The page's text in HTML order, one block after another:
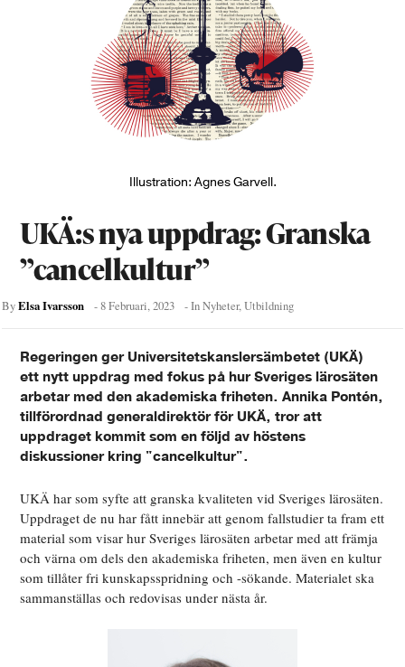
Illustration: Agnes Garvell.
UKÄ:s nya uppdrag: Granska
”cancelkultur”
ByElsa Ivarsson -8 Februari, 2023 - InNyheter,Utbildning
Regeringen ger Universitetskanslersämbetet (UKÄ)
ett nytt uppdrag med fokus på hur Sveriges lärosäten
arbetar med den akademiska friheten. Annika Pontén,
tillförordnad generaldirektör för UKÄ, tror att
uppdraget kommit som en följd av höstens
diskussioner kring "cancelkultur".
UKÄ har som syfte att granska kvaliteten vid Sveriges lärosäten.
Uppdraget de nu har fått innebär att genom fallstudier ta fram ett
material som visar hur Sveriges lärosäten arbetar med att främja
och värna om dels den akademiska friheten, men även en kultur
som tillåter fri kunskapsspridning och -sökande. Materialet ska
sammanställas och redovisas under nästa år.